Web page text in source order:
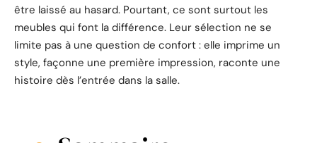
être laissé au hasard. Pourtant, ce sont surtout les
meubles qui font la différence. Leur sélection ne se
limite pas à une question de confort : elle imprime un
style, façonne une première impression, raconte une
histoire dès l’entrée dans la salle.